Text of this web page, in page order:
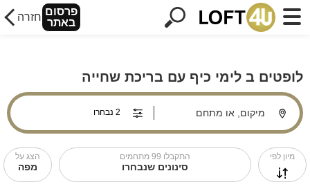
פרסום
באתר חזרה
לופטים ב לימי כיף עם בריכת שחייה
מיקום, או מתחם
מיון לפי התקבלו 99 מתחמים
סינונים שנבחרו
הצג על
מפה